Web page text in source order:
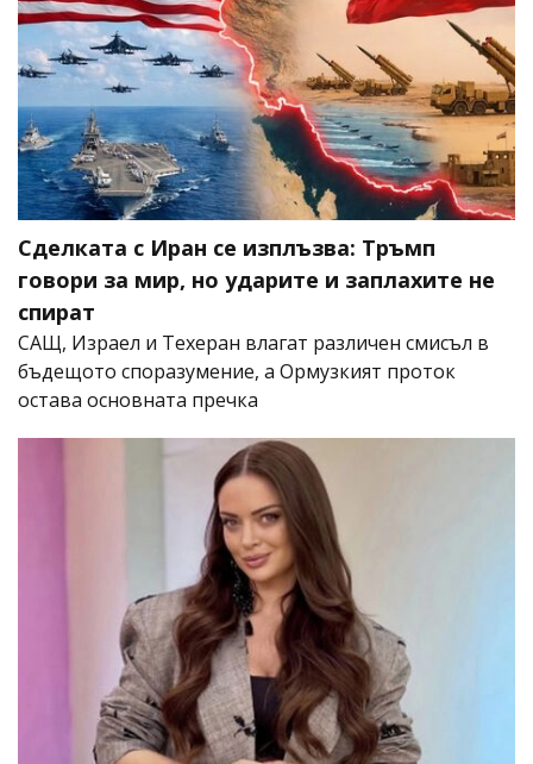
Сделката с Иран се изплъзва: Тръмп
говори за мир, но ударите и заплахите не
спират
САЩ, Израел и Техеран влагат различен смисъл в
бъдещото споразумение, а Ормузкият проток
остава основната пречка